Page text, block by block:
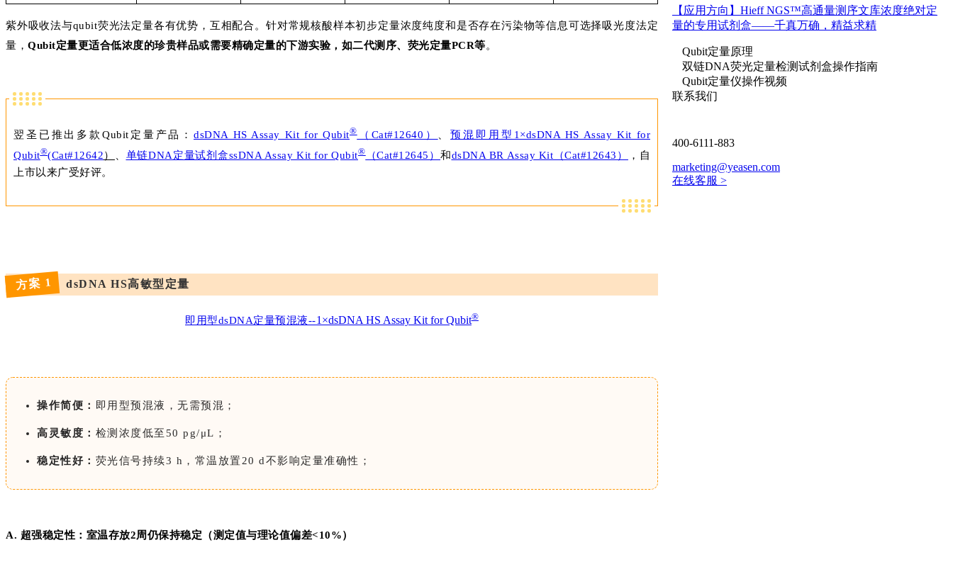
紫外吸收法与qubit荧光法定量各有优势，互相配合。针对常规核酸样本初步定量浓度纯度和是否存在污染物等信息可选择吸光度法定
量， Qubit定量更适合低浓度的珍贵样品或需要精确定量的下游实验，如二代测序、荧光定量PCR等。
翌圣已推出多款Qubit定量产品：dsDNA HS Assay Kit for Qubit®（Cat#12640） 、预混即用型1×dsDNA HS Assay Kit for
Qubit®(Cat#12642） 单链DNA定量试剂盒ssDNA Assay Kit for Qubit®（Cat#12645） 和dsDNA BR Assay Kit（Cat#12643）
，自
上市以来广受好评。
方案 1 dsDNA HS高敏型定量
即用型dsDNA定量预混液--1×dsDNA HS Assay Kit for Qubit®
操作简便： 即用型预混液，无需预混；
高灵敏度： 检测浓度低至50 pg/μL；
稳定性好： 荧光信号持续3 h，常温放置20 d不影响定量准确性；
A. 超强稳定性：室温存放2周仍保持稳定（测定值与理论值偏差<10%）
【应用方向】 Hieff NGS™高通量测序文库浓度绝对定
量的专用试剂盒——千真万确，精益求精
Qubit定量原理
双链DNA荧光定量检测试剂盒操作指南
Qubit定量仪操作视频
联系我们
400-6111-883
marketing@yeasen.com
在线客服 >